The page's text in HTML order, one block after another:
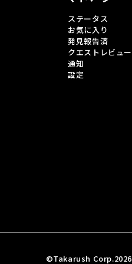
ステータス
お気に入り
発見報告済
クエストレビュー
通知
設定
©Takarush Corp.2026